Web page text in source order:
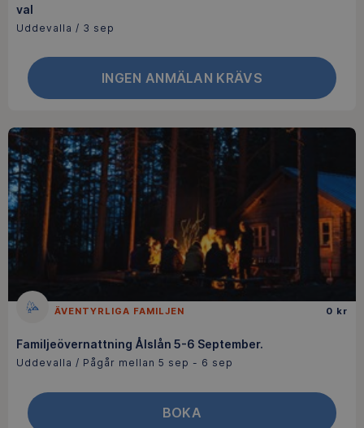
val
Uddevalla / 3 sep
INGEN ANMÄLAN KRÄVS
ÄVENTYRLIGA FAMILJEN 0 kr
Familjeövernattning Ålslån 5-6 September.
Uddevalla / Pågår mellan 5 sep - 6 sep
BOKA